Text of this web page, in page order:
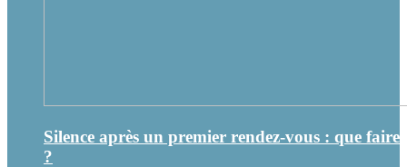
Silence après un premier rendez-vous : que faire
?